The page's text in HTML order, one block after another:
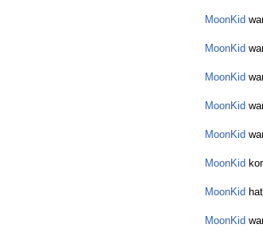
MoonKid
MoonKid
MoonKid
MoonKid
MoonKid
MoonKid
MoonKid
MoonKid